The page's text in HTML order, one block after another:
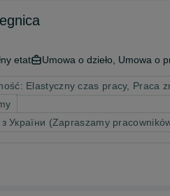
etat Umowa o dzieło, Umowa o
Elastyczny czas pracy, Praca
(Zapraszamy